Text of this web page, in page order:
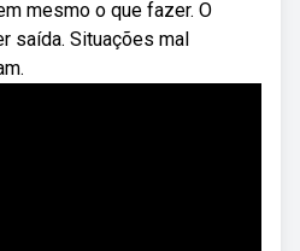
mesmo o que fazer. O
saída. Situações mal